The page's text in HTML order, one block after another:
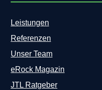
Leistungen
Referenzen
Unser Team
eRock Magazin
JTL Ratgeber